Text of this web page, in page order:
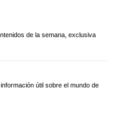
de la semana, exclusiva
útil sobre el mundo de